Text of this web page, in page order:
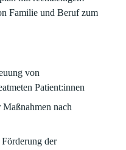
Familie und Beruf zum
von
Patient:innen
nach
der